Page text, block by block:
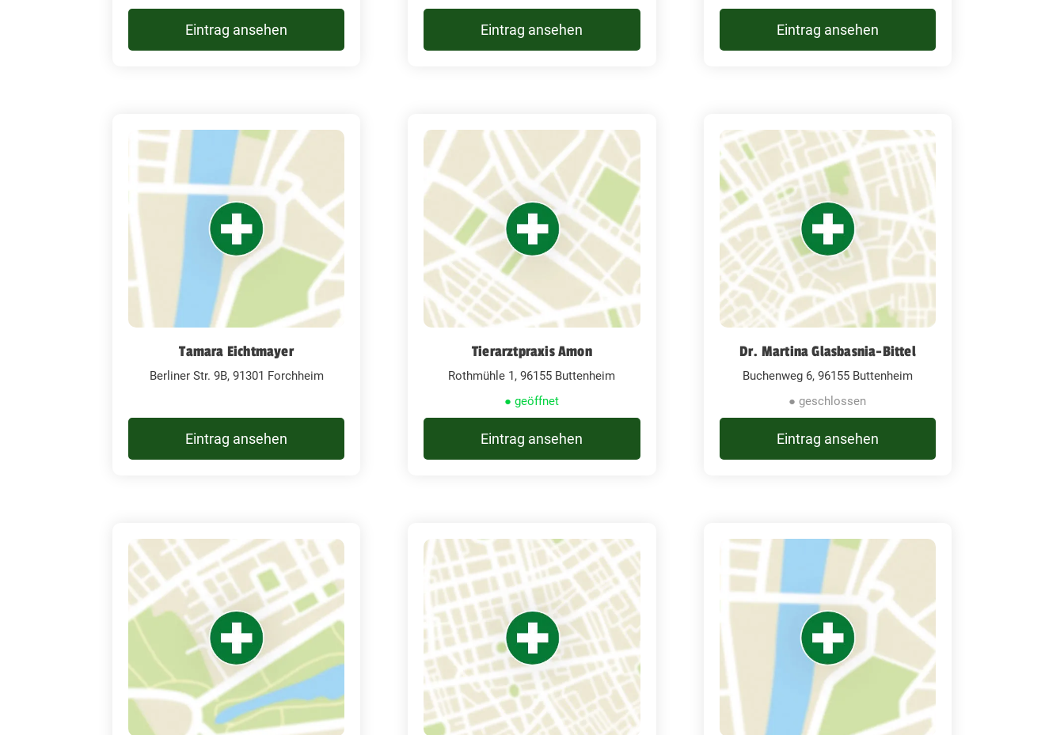
Eintrag ansehen Eintrag ansehen Eintrag ansehen
Tamara Eichtmayer
Berliner Str. 9B, 91301 Forchheim
Eintrag ansehen
Tierarztpraxis Amon
Rothmühle 1, 96155 Buttenheim
● geöffnet
Eintrag ansehen
Dr. Martina Glasbasnia-Bittel
Buchenweg 6, 96155 Buttenheim
● geschlossen
Eintrag ansehen